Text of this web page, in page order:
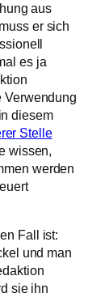
aus
er sich
es ja
Verwendung
diesem
Stelle
wissen,
werden
Fall ist:
und man
sie ihn